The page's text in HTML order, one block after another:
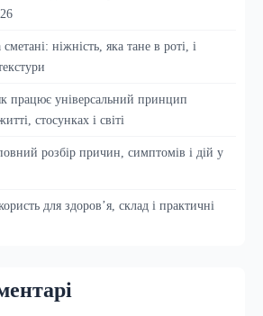
ніжність, яка тане в роті, і
працює універсальний принцип
стосунках і світі
розбір причин, симптомів і дій у
для здоров’я, склад і практичні